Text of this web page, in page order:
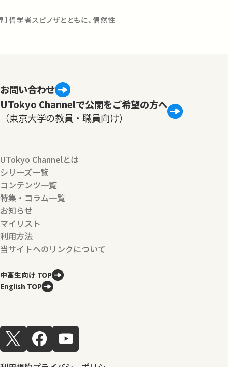
哲学者スピノザとともに、偶然性
お問い合わせ
UTokyo Channelで公開をご希望の方へ
（東京大学の教員・職員向け）
UTokyo Channelとは
シリーズ一覧
コンテンツ一覧
特集・コラム一覧
お知らせ
マイリスト
利用方法
当サイトへのリンクについて
中高生向け TOP
English TOP